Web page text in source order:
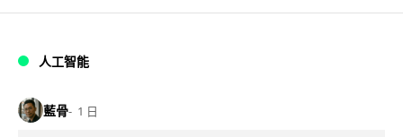
人工智能
藍骨 1 日